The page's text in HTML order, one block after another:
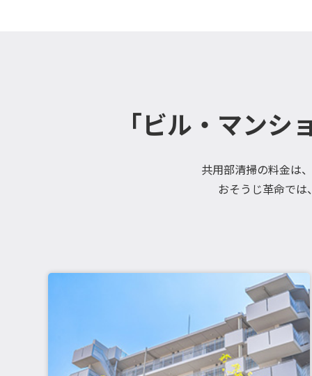
「ビル・マン
共用部清掃の料金は
おそうじ革命で